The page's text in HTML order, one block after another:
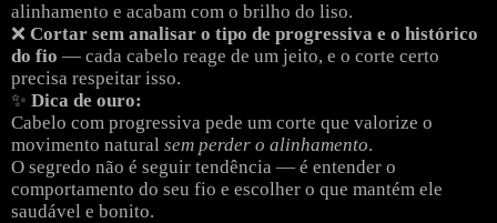
alinhamento e acabam com o brilho do liso.
❌ Cortar sem analisar o tipo de progressiva e o histórico
do fio — cada cabelo reage de um jeito, e o corte certo
precisa respeitar isso.
✨ Dica de ouro:
Cabelo com progressiva pede um corte que valorize o
movimento natural sem perder o alinhamento.
O segredo não é seguir tendência — é entender o
comportamento do seu fio e escolher o que mantém ele
saudável e bonito.